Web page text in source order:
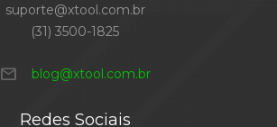
suporte@xtool.com.br
(31) 3500-1825
mail blog@xtool.com.br
Redes Sociais